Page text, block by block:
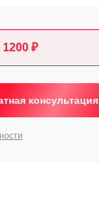
1200 ₽
консультация